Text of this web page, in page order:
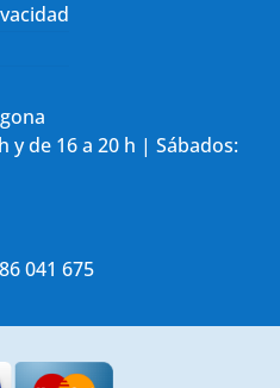
y de 16 a 20 h | Sábados:
041 675